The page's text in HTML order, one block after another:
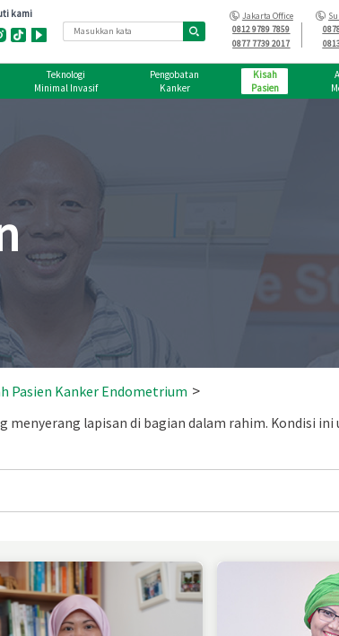
Jakarta Office
0812 9789 7859
0877 7739 2017
Teknologi
Minimal Invasif
Pengobatan
Kanker
Kisah
Pasien
Pasien Kanker Endometrium >
menyerang lapisan di bagian dalam rahim. Kondisi